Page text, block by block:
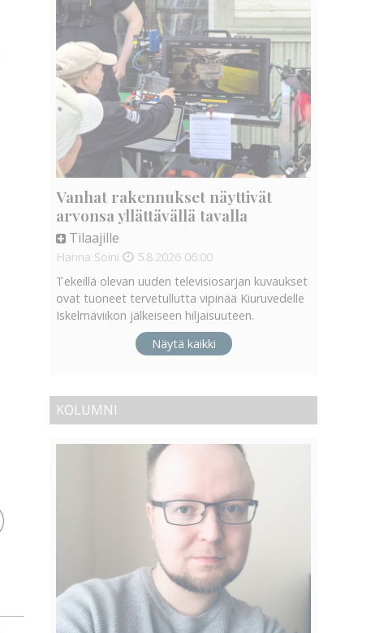
Vanhat rakennukset näyttivät
arvonsa yllättävällä tavalla
Tilaajille
Hanna Soini 5.8.2026 06:00
Tekeillä olevan uuden televisiosarjan kuvaukset
ovat tuoneet tervetullutta vipinää Kiuruvedelle
Iskelmäviikon jälkeiseen hiljaisuuteen.
Näytä kaikki
KOLUMNI